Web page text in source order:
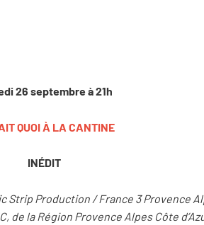
26 septembre à 21h
QUOI À LA CANTINE
INÉDIT
Strip Production / France 3 Provence
de la Région Provence Alpes Côte